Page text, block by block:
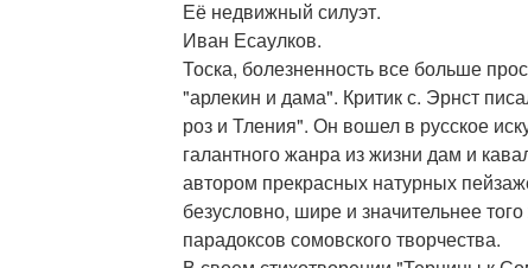
Её недвижный силуэт.
Иван Есаулков.
Тоска, болезненность все больше
"арлекин и дама". Критик с. Эрнст
роз и Тления". Он вошел в русское
галантного жанра из жизни дам и
автором прекрасных натурных
безусловно, шире и значительнее
парадоксов сомовского творчества.